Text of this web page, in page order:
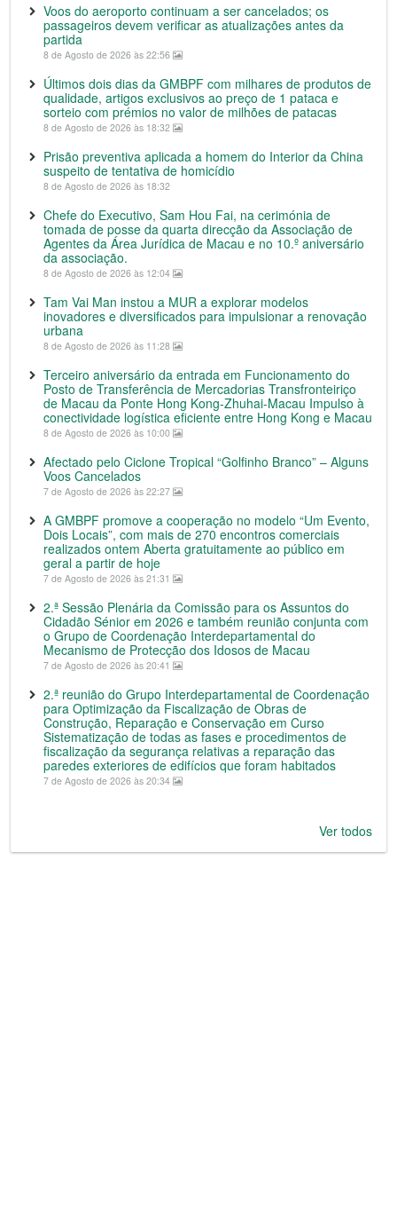
Voos do aeroporto continuam a ser cancelados; os
passageiros devem verificar as atualizações antes da
partida
8 de Agosto de 2026 às 22:56
Últimos dois dias da GMBPF com milhares de produtos de
qualidade, artigos exclusivos ao preço de 1 pataca e
sorteio com prémios no valor de milhões de patacas
8 de Agosto de 2026 às 18:32
Prisão preventiva aplicada a homem do Interior da China
suspeito de tentativa de homicídio
8 de Agosto de 2026 às 18:32
Chefe do Executivo, Sam Hou Fai, na cerimónia de
tomada de posse da quarta direcção da Associação de
Agentes da Área Jurídica de Macau e no 10.º aniversário
da associação.
8 de Agosto de 2026 às 12:04
Tam Vai Man instou a MUR a explorar modelos
inovadores e diversificados para impulsionar a renovação
urbana
8 de Agosto de 2026 às 11:28
Terceiro aniversário da entrada em Funcionamento do
Posto de Transferência de Mercadorias Transfronteiriço
de Macau da Ponte Hong Kong-Zhuhai-Macau Impulso à
conectividade logística eficiente entre Hong Kong e Macau
8 de Agosto de 2026 às 10:00
Afectado pelo Ciclone Tropical “Golfinho Branco” – Alguns
Voos Cancelados
7 de Agosto de 2026 às 22:27
A GMBPF promove a cooperação no modelo “Um Evento,
Dois Locais”, com mais de 270 encontros comerciais
realizados ontem Aberta gratuitamente ao público em
geral a partir de hoje
7 de Agosto de 2026 às 21:31
2.ª Sessão Plenária da Comissão para os Assuntos do
Cidadão Sénior em 2026 e também reunião conjunta com
o Grupo de Coordenação Interdepartamental do
Mecanismo de Protecção dos Idosos de Macau
7 de Agosto de 2026 às 20:41
2.ª reunião do Grupo Interdepartamental de Coordenação
para Optimização da Fiscalização de Obras de
Construção, Reparação e Conservação em Curso
Sistematização de todas as fases e procedimentos de
fiscalização da segurança relativas a reparação das
paredes exteriores de edifícios que foram habitados
7 de Agosto de 2026 às 20:34
Ver todos